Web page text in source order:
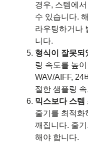
경우, 스템에
수 있습니다.
라우팅하거나
니다.
형식이 잘못되
링 속도를 높
WAV/AIFF, 24
절한 샘플링
믹스보다 스템
줄기를 최적화
깨집니다. 줄
해야 합니다.